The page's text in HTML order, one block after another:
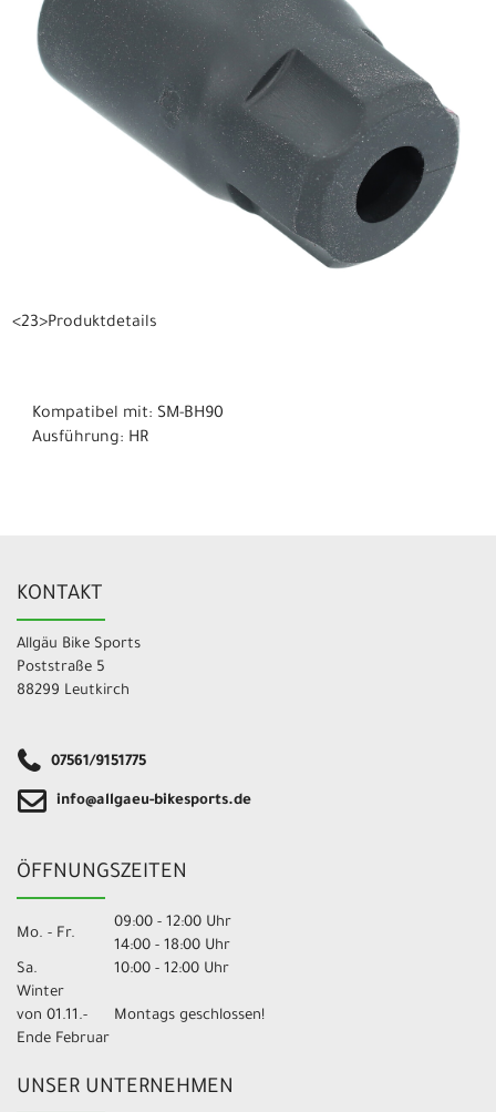
<23>Produktdetails
Kompatibel mit: SM-BH90
Ausführung: HR
KONTAKT
Allgäu Bike Sports
Poststraße 5
88299 Leutkirch
07561/9151775
info@allgaeu-bikesports.de
ÖFFNUNGSZEITEN
Mo. - Fr.
09:00 - 12:00 Uhr
14:00 - 18:00 Uhr
Sa.
10:00 - 12:00 Uhr
Winter
von 01.11.-
Ende Februar
Montags geschlossen!
UNSER UNTERNEHMEN